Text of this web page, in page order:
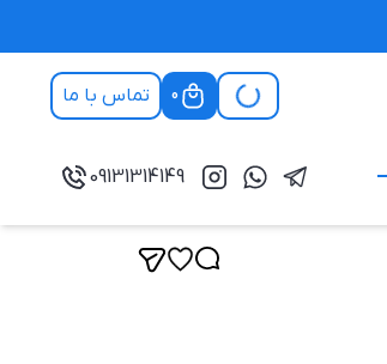
0 تماس با ما
09131314149